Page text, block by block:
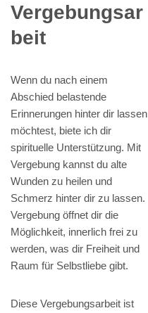
Vergebungsar
beit
Wenn du nach einem
Abschied belastende
Erinnerungen hinter dir lassen
möchtest, biete ich dir
spirituelle Unterstützung. Mit
Vergebung kannst du alte
Wunden zu heilen und
Schmerz hinter dir zu lassen.
Vergebung öffnet dir die
Möglichkeit, innerlich frei zu
werden, was dir Freiheit und
Raum für Selbstliebe gibt.
Diese Vergebungsarbeit ist